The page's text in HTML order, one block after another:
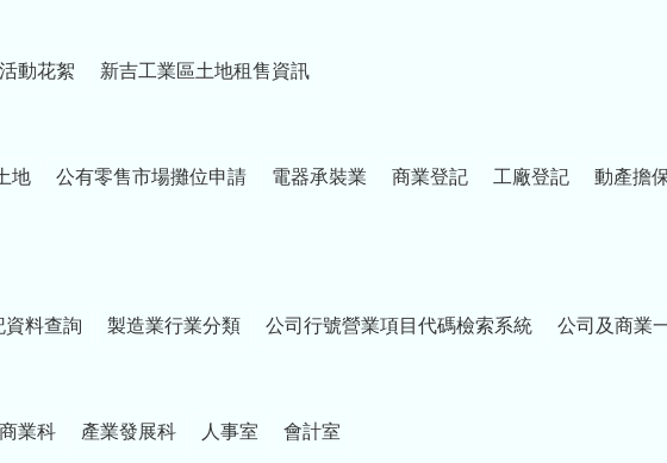
活動花絮 新吉工業區土地租售資訊
地 公有零售市場攤位申請 電器承裝業 商業登記 工廠登記 動產擔
資料查詢 製造業行業分類 公司行號營業項目代碼檢索系統 公司及商業
商業科 產業發展科 人事室 會計室